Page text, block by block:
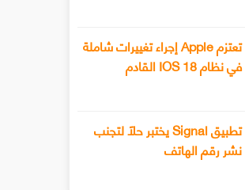
تعتزم Apple إجراء تغييرات شاملة
في نظام IOS 18 القادم
تطبيق Signal يختبر حلًا لتجنب
نشر رقم الهاتف